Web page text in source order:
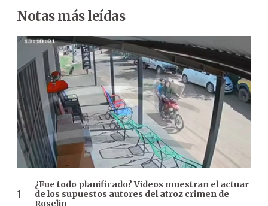
Notas más leídas
¿Fue todo planificado? Videos muestran el actuar
de los supuestos autores del atroz crimen de
Roselin